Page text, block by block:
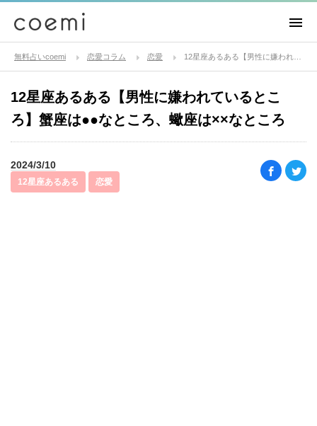
無料占いcoemi 恋愛コラム 恋愛
12星座あるある【男性に嫌われているとこ
ろ】蟹座は●●なところ、蠍座は××なところ
2024/3/10
12星座あるある 恋愛